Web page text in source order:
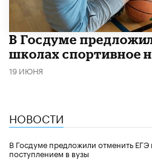
В Госдуме
школах спортивное
19 ИЮНЯ
НОВОСТИ
В Госдуме предложили отменить ЕГЭ
поступлением в вузы